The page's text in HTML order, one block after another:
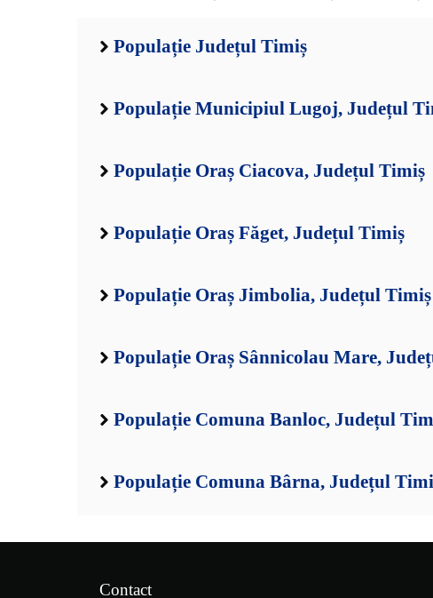
Populație Județul Timiș
Populație Municipiul Lugoj, Județul
Populație Oraș Ciacova, Județul Timiș
Populație Oraș Făget, Județul Timiș
Populație Oraș Jimbolia, Județul Timiș
Populație Oraș Sânnicolau Mare,
Populație Comuna Banloc, Județul
Populație Comuna Bârna, Județul
Contact